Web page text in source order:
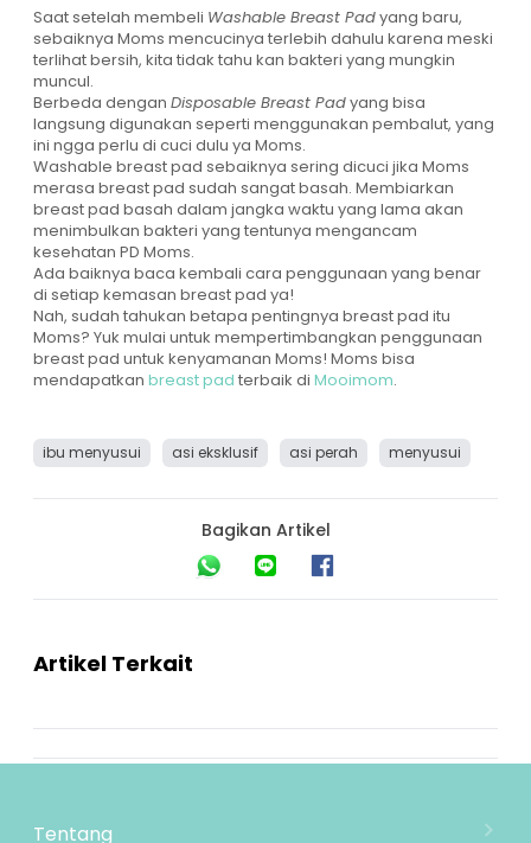
Saat setelah membeli Washable Breast Padyang baru,
sebaiknya Moms mencucinya terlebih dahulu karena meski
terlihat bersih, kita tidak tahu kan bakteri yang mungkin
muncul.
Berbeda dengan Disposable Breast Padyang bisa
langsung digunakan seperti menggunakan pembalut, yang
ini ngga perlu di cuci dulu ya Moms.
Washable breast pad sebaiknya sering dicuci jika Moms
merasa breast pad sudah sangat basah. Membiarkan
breast pad basah dalam jangka waktu yang lama akan
menimbulkan bakteri yang tentunya mengancam
kesehatan PD Moms.
Ada baiknya baca kembali cara penggunaan yang benar
di setiap kemasan breast pad ya!
Nah, sudah tahukan betapa pentingnya breast pad itu
Moms? Yuk mulai untuk mempertimbangkan penggunaan
breast pad untuk kenyamanan Moms! Moms bisa
mendapatkan breast pad terbaik di Mooimom.
ibu menyusui asi eksklusif asi perah menyusui
Bagikan Artikel
Artikel Terkait
Tentang